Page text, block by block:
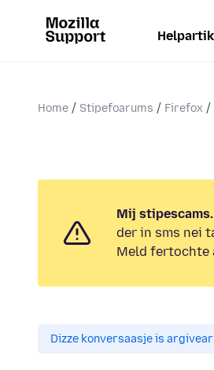
Home Stipefoarums Firefox
Mij stipescams.
der in sms nei
Meld fertochte
Dizze konversaasje is